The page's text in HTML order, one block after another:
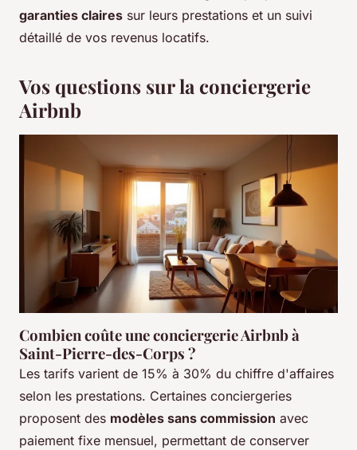
garanties claires sur leurs prestations et un suivi
détaillé de vos revenus locatifs.
Vos questions sur la conciergerie
Airbnb
Combien coûte une conciergerie Airbnb à
Saint-Pierre-des-Corps ?
Les tarifs varient de 15% à 30% du chiffre d'affaires
selon les prestations. Certaines conciergeries
proposent des modèles sans commission avec
paiement fixe mensuel, permettant de conserver